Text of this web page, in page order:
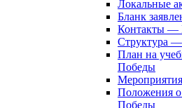
Локальные
Бланк
Контакты —
Структура
План на
Победы
Положения
Победы